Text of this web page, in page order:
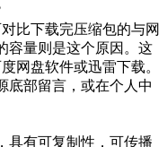
比下载完压缩包的与网
容量则是这个原因。这
网盘软件或迅雷下载。
底部留言，或在个人中
具有可复制性，可传播